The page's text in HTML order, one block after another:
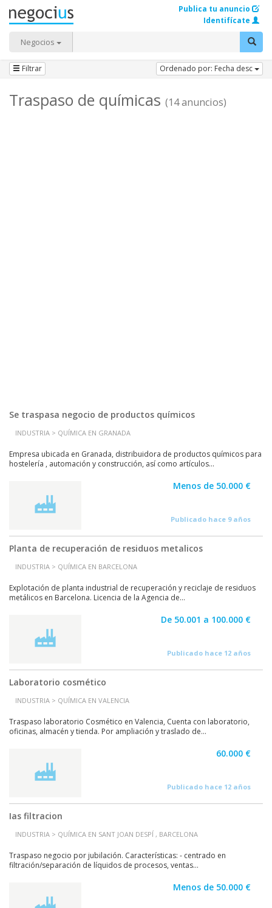
Negocios
Publica tu anuncio
Identifícate
Filtrar Ordenado por: Fecha desc
Traspaso de químicas (14 anuncios)
Se traspasa negocio de productos químicos
INDUSTRIA > QUÍMICA EN GRANADA
Empresa ubicada en Granada, distribuidora de productos químicos para
hostelería , automación y construcción, así como artículos...
Menos de 50.000 €
Publicado hace 9 años
Planta de recuperación de residuos metalicos
INDUSTRIA > QUÍMICA EN BARCELONA
Explotación de planta industrial de recuperación y reciclaje de residuos
metálicos en Barcelona. Licencia de la Agencia de...
De 50.001 a 100.000 €
Publicado hace 12 años
Laboratorio cosmético
INDUSTRIA > QUÍMICA EN VALENCIA
Traspaso laboratorio Cosmético en Valencia, Cuenta con laboratorio,
oficinas, almacén y tienda. Por ampliación y traslado de...
60.000 €
Publicado hace 12 años
Ias filtracion
INDUSTRIA > QUÍMICA EN SANT JOAN DESPÍ , BARCELONA
Traspaso negocio por jubilación. Características: - centrado en
filtración/separación de líquidos de procesos, ventas...
Menos de 50.000 €